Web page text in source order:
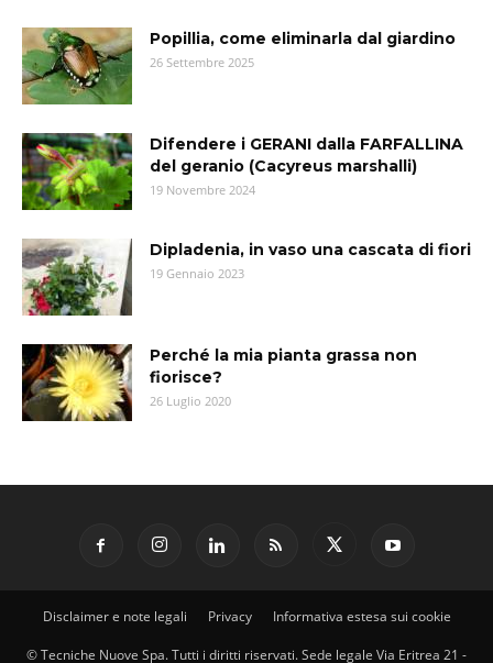
Popillia, come eliminarla dal giardino
26 Settembre 2025
Difendere i GERANI dalla FARFALLINA
del geranio (Cacyreus marshalli)
19 Novembre 2024
Dipladenia, in vaso una cascata di fiori
19 Gennaio 2023
Perché la mia pianta grassa non
fiorisce?
26 Luglio 2020
Disclaimer e note legali Privacy Informativa estesa sui cookie
© Tecniche Nuove Spa. Tutti i diritti riservati. Sede legale Via Eritrea 21 -